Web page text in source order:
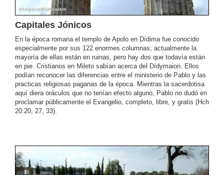
Capitales Jónicos
En la época romana el templo de Apolo en Dídima fue conocido
especialmente por sus 122 enormes columnas; actualmente la
mayoría de ellas están en ruinas, pero hay dos que todavía están
en pie. Cristianos en Mileto sabían acerca del Dídymaion. Ellos
podían reconocer las diferencias entre el ministerio de Pablo y las
practicas religiosas paganas de la época. Mientras la sacerdotisa
aquí diera oráculos que no tenían efecto alguno, Pablo no dudó en
proclamar públicamente el Evangelio, completo, libre, y gratis (Hch
20:20, 27, 33).